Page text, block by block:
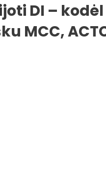
DI –
MCC,